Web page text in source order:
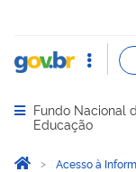
Abrir menu
Fundo Nacional
Educação
Você está aqui:
Página Inicial
Acesso à